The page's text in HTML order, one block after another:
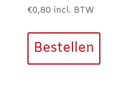
€0,80 incl. BTW
Bestellen